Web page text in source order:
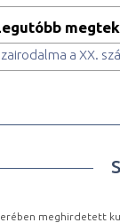
a XX.
meghirdetett